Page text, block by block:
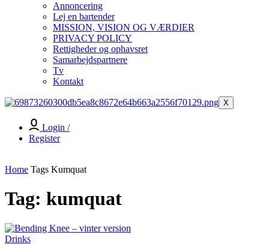
Annoncering
Lej en bartender
MISSION, VISION OG VÆRDIER
PRIVACY POLICY
Rettigheder og ophavsret
Samarbejdspartnere
Tv
Kontakt
X
Login /
Register
Home Tags Kumquat
Tag: kumquat
Drinks